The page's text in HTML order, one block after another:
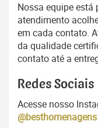
Nossa equipe está
atendimento
em cada contato.
da qualidade
contato até a
Redes Sociais
Acesse nosso
@besthomenagens